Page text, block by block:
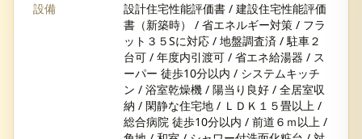
設備
設計住宅性能評価書 / 建設住宅性能評価
書（新築時） / 省エネルギー対策 / フラ
ット３５Sに対応 / 地盤調査済 / 駐車２
台可 / 年度内引渡可 / 省エネ給湯器 / ス
ーパー 徒歩10分以内 / システムキッチ
ン / 浴室乾燥機 / 陽当り良好 / 全居室収
納 / 閑静な住宅地 / ＬＤＫ１５畳以上 /
総合病院 徒歩10分以内 / 前道６ｍ以上 /